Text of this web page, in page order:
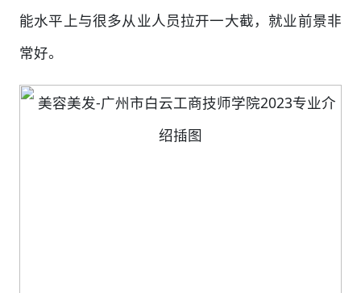
能水平上与很多从业人员拉开一大截，就业前景非
常好。